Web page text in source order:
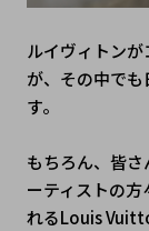
ルイヴィトン
が、その中で
す。
もちろん、皆
ーティストの
れるLouis